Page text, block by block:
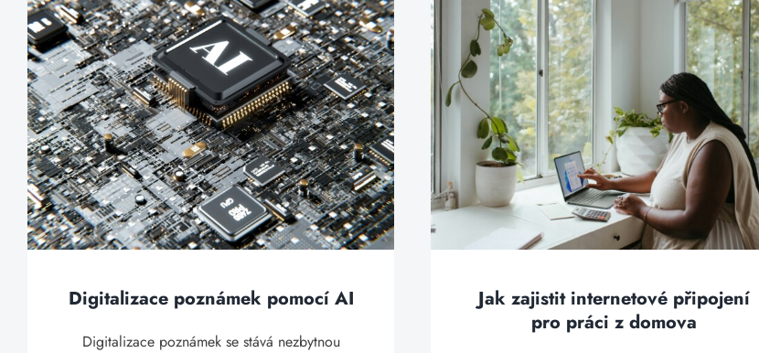
Digitalizace poznámek pomocí AI
Digitalizace poznámek se stává nezbytnou
Jak zajistit internetové připojení
pro práci z domova